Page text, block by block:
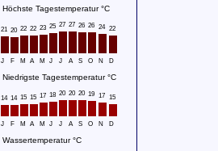
Höchste Tagestemperatur °C
21 20 22 22 23 25 27 27 26 26 24 22
J F M A M J J A S O N D
Niedrigste Tagestemperatur °C
14 14 15 15 17 18 20 20 20 19 17 15
J F M A M J J A S O N D
Wassertemperatur °C